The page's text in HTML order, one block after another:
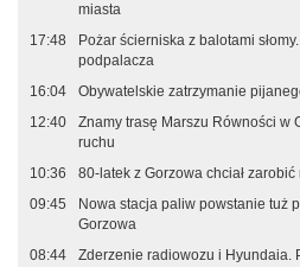
miasta
17:48
Pożar ścierniska z balotami
podpalacza
16:04
Obywatelskie zatrzymanie
12:40
Znamy trasę Marszu Równości w
ruchu
10:36
80-latek z Gorzowa chciał zarobić
09:45
Nowa stacja paliw powstanie tuż
Gorzowa
08:44
Zderzenie radiowozu i Hyundaia.